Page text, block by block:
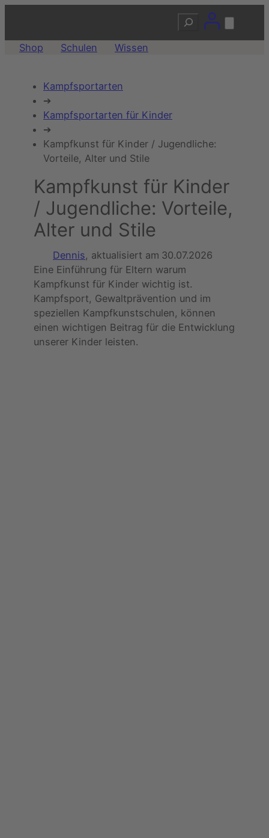
springen
Suchen
Shop Schulen Wissen
Kampfsportarten
➔
Kampfsportarten für Kinder
➔
Kampfkunst für Kinder / Jugendliche:
Vorteile, Alter und Stile
Kampfkunst für Kinder
/ Jugendliche: Vorteile,
Alter und Stile
Dennis, aktualisiert am 30.07.2026
Eine Einführung für Eltern warum
Kampfkunst für Kinder wichtig ist.
Kampfsport, Gewaltprävention und im
speziellen Kampfkunstschulen, können
einen wichtigen Beitrag für die Entwicklung
unserer Kinder leisten.